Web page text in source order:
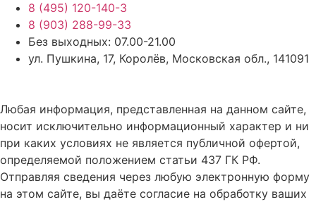
8 (495) 120-140-3
8 (903) 288-99-33
Без выходных: 07.00-21.00
ул. Пушкина, 17, Королёв, Московская обл., 141091
Любая информация, представленная на данном сайте,
носит исключительно информационный характер и ни
при каких условиях не является публичной офертой,
определяемой положением статьи 437 ГК РФ.
Отправляя сведения через любую электронную форму
на этом сайте, вы даёте согласие на обработку ваших